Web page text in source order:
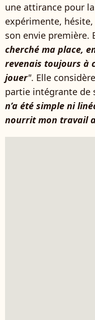
une attirance pour
expérimente,
son envie première.
cherché ma place,
revenais toujours à
jouer". Elle
partie intégrante de
n’a été simple ni
nourrit mon travail